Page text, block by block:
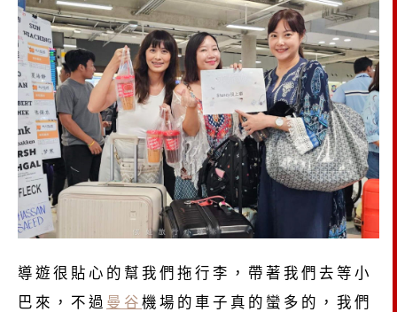
導遊很貼心的幫我們拖行李，帶著我們去等小
巴來，不過 曼谷 機場的車子真的蠻多的，我們